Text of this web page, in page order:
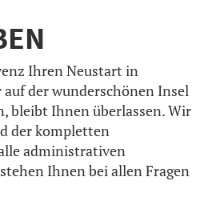
Ihren Neustart in
der wunderschönen Insel
bleibt Ihnen überlassen. Wir
der kompletten
administrativen
Ihnen bei allen Fragen